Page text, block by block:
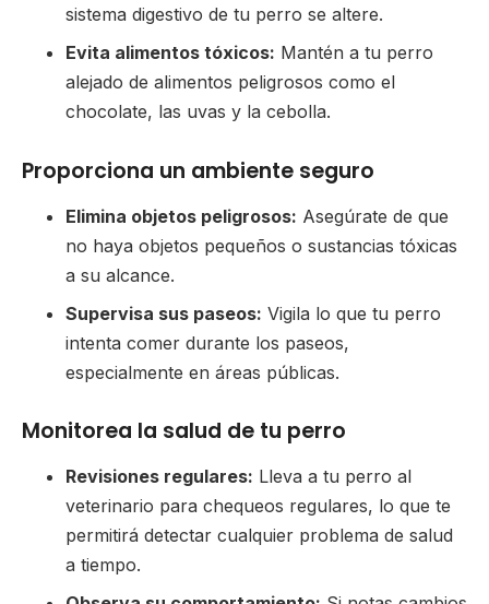
sistema digestivo de tu perro se altere.
Evita alimentos tóxicos: Mantén a tu perro
alejado de alimentos peligrosos como el
chocolate, las uvas y la cebolla.
Proporciona un ambiente seguro
Elimina objetos peligrosos: Asegúrate de que
no haya objetos pequeños o sustancias tóxicas
a su alcance.
Supervisa sus paseos: Vigila lo que tu perro
intenta comer durante los paseos,
especialmente en áreas públicas.
Monitorea la salud de tu perro
Revisiones regulares: Lleva a tu perro al
veterinario para chequeos regulares, lo que te
permitirá detectar cualquier problema de salud
a tiempo.